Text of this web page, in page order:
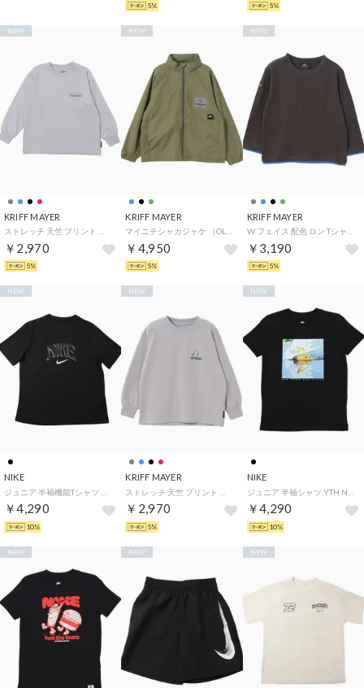
5% 5%
KRIFF MAYER
￥2,970
NEW
5%
KRIFF MAYER
￥4,950
NEW
5%
KRIFF MAYER
￥3,190
NEW
5%
NIKE
￥4,290
NEW
10%
KRIFF MAYER
￥2,970
NEW
5%
NIKE
￥4,290
NEW
10%
NEW NEW NEW